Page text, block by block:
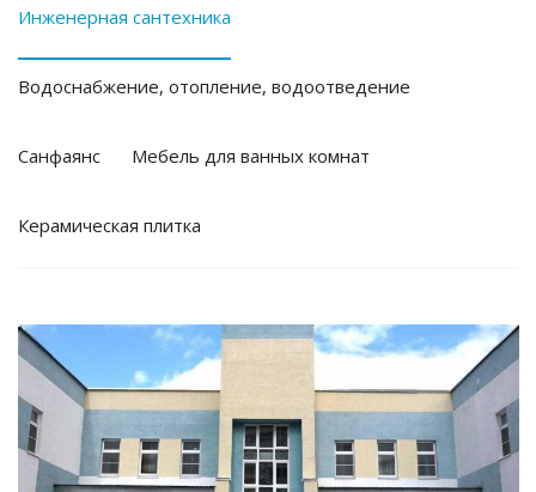
Инженерная сантехника
Водоснабжение, отопление, водоотведение
Санфаянс Мебель для ванных комнат
Керамическая плитка
Смотреть проект